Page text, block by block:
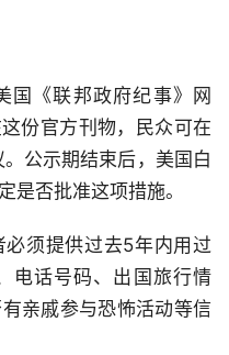
国《联邦政府纪事》网
份官方刊物，民众可在
公示期结束后，美国白
是否批准这项措施。
须提供过去5年内用过
电话号码、出国旅行情
亲戚参与恐怖活动等信